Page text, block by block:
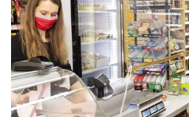
Email:toasoan@vtv.vn
Liên hệ quảng cáo:024-7300.7108